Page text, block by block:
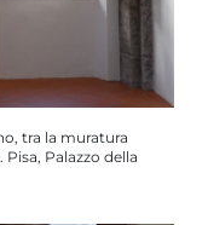
tra la muratura
Palazzo della